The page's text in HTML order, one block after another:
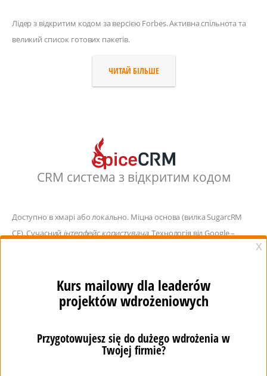
Лідер з відкритим кодом за версією Forbes. Активна спільнота та
великий список готових пакетів.
ЧИТАЙ БІЛЬШЕ
CRM система з відкритим кодом
Доступно в хмарі або локально. Міцна основа (вилка SugarcRM
CE). Сучаснийінтерфейс користувача. Технологія від Google –
ДІЗНАЙСЯ БІЛЬШЕ